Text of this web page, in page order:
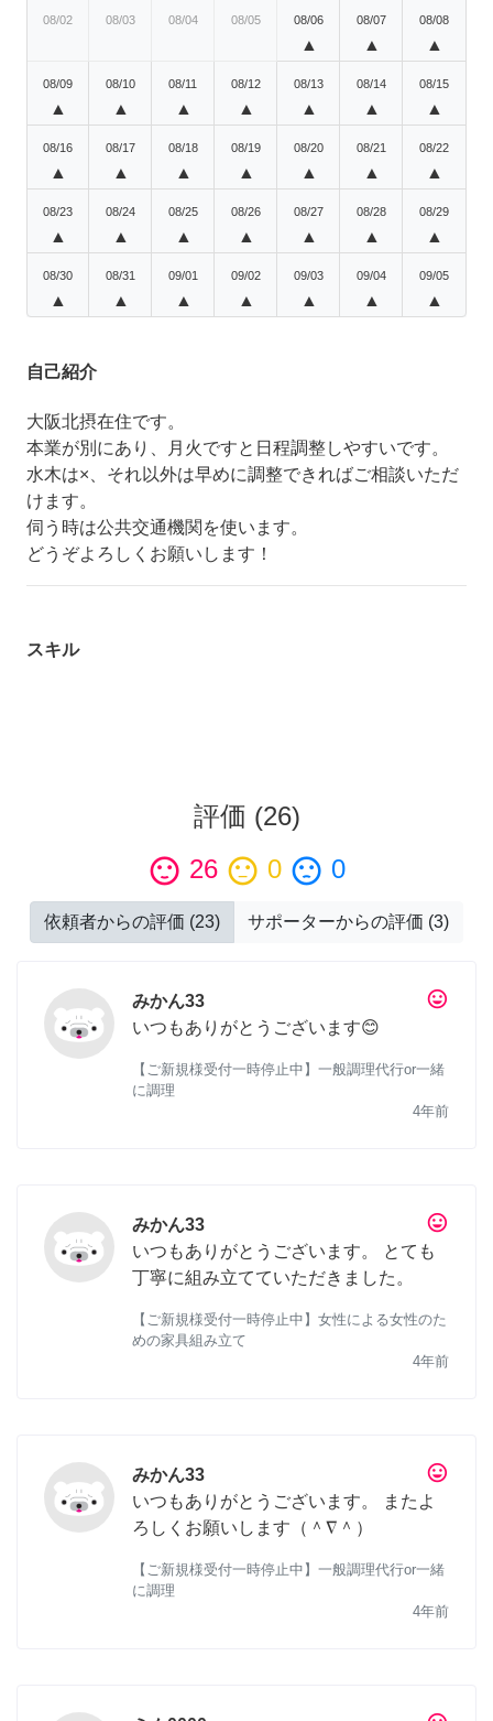
08/02 08/03 08/04 08/05 08/06
▲
08/07
▲
08/08
▲
08/09
▲
08/10
▲
08/11
▲
08/12
▲
08/13
▲
08/14
▲
08/15
▲
08/16
▲
08/17
▲
08/18
▲
08/19
▲
08/20
▲
08/21
▲
08/22
▲
08/23
▲
08/24
▲
08/25
▲
08/26
▲
08/27
▲
08/28
▲
08/29
▲
08/30
▲
08/31
▲
09/01
▲
09/02
▲
09/03
▲
09/04
▲
09/05
▲
自己紹介
大阪北摂在住です。
本業が別にあり、月火ですと日程調整しやすいです。
水木は×、それ以外は早めに調整できればご相談いただ
けます。
伺う時は公共交通機関を使います。
どうぞよろしくお願いします！
スキル
評価 (26)
sentiment_satisfied 26 sentiment_neutral 0 sentiment_dissatisfied 0
依頼者からの評価 (23) サポーターからの評価 (3)
tag_faces
みかん33
いつもありがとうございます😊
【ご新規様受付一時停止中】一般調理代行or一緒
に調理
4年前
tag_faces
みかん33
いつもありがとうございます。 とても
丁寧に組み立てていただきました。
【ご新規様受付一時停止中】女性による女性のた
めの家具組み立て
4年前
tag_faces
みかん33
いつもありがとうございます。 またよ
ろしくお願いします（＾∇＾）
【ご新規様受付一時停止中】一般調理代行or一緒
に調理
4年前